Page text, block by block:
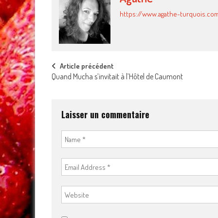
https://www.agathe-
Post
Article précédent
Quand Mucha s’invitait à l’Hôtel de Caumont
Laisser un commentaire